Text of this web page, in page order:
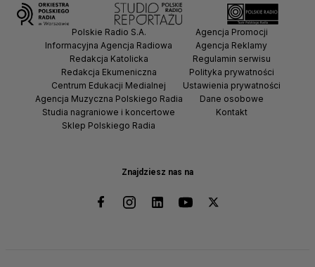
Znajdziesz nas na
Polskie Radio S.A.
Informacyjna Agencja Radiowa
Redakcja Katolicka
Redakcja Ekumeniczna
Centrum Edukacji Medialnej
Agencja Muzyczna Polskiego Radia
Studia nagraniowe i koncertowe
Sklep Polskiego Radia
Agencja Promocji
Agencja Reklamy
Regulamin serwisu
Polityka prywatności
Ustawienia prywatności
Dane osobowe
Kontakt